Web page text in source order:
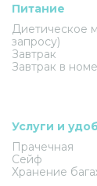
Питание
Диетическое
запросу)
Завтрак
Завтрак в
Услуги и
Прачечная
Сейф
Хранение